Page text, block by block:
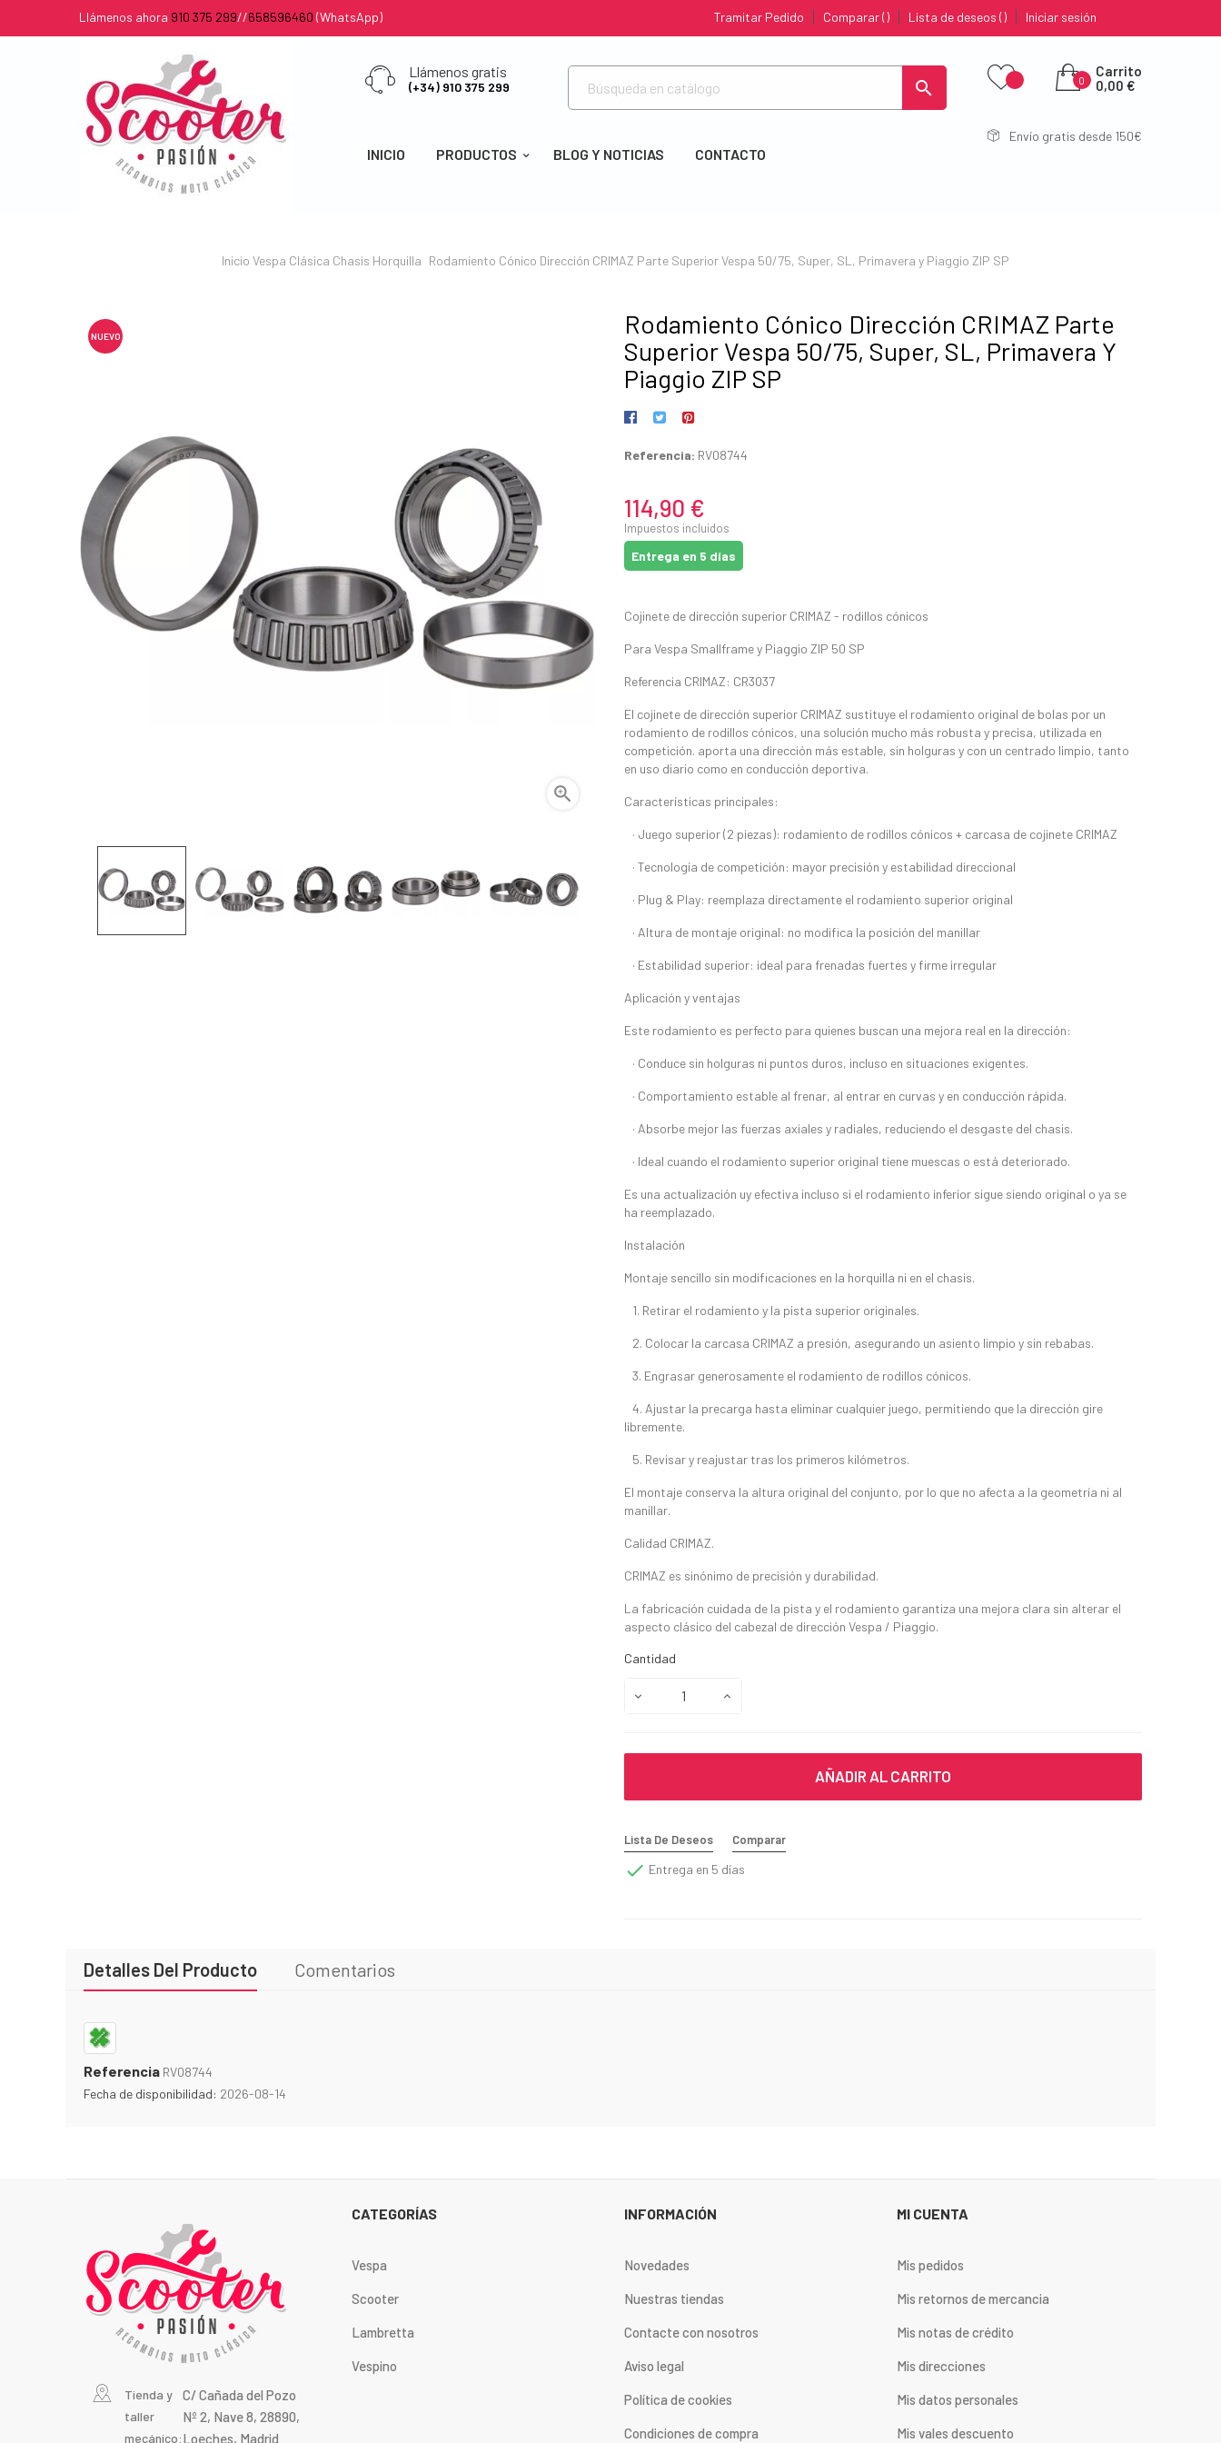
Llámenos ahora 910 375 299//658596460 (WhatsApp) Iniciar sesión
Lista de deseos
Comparar
Tramitar Pedido
Llámenos gratis
(+34) 910 375 299 
INICIO PRODUCTOS BLOG Y NOTICIAS CONTACTO
0
Carrito
0,00 €
Envío gratis desde 150€
Inicio Vespa Clásica Chasis Horquilla Rodamiento Cónico Dirección CRIMAZ Parte Superior Vespa 50/75, Super, SL, Primavera y Piaggio ZIP SP
NUEVO

Rodamiento Cónico Dirección CRIMAZ Parte
Superior Vespa 50/75, Super, SL, Primavera Y
Piaggio ZIP SP
Referencia: RV08744
114,90 €
Impuestos incluidos
Entrega en 5 días
Cojinete de dirección superior CRIMAZ - rodillos cónicos
Para Vespa Smallframe y Piaggio ZIP 50 SP
Referencia CRIMAZ: CR3037
El cojinete de dirección superior CRIMAZ sustituye el rodamiento original de bolas por un
rodamiento de rodillos cónicos, una solución mucho más robusta y precisa, utilizada en
competición. aporta una dirección más estable, sin holguras y con un centrado limpio, tanto
en uso diario como en conducción deportiva.
Características principales:
· Juego superior (2 piezas): rodamiento de rodillos cónicos + carcasa de cojinete CRIMAZ
· Tecnología de competición: mayor precisión y estabilidad direccional
· Plug & Play: reemplaza directamente el rodamiento superior original
· Altura de montaje original: no modifica la posición del manillar
· Estabilidad superior: ideal para frenadas fuertes y firme irregular
Aplicación y ventajas
Este rodamiento es perfecto para quienes buscan una mejora real en la dirección:
· Conduce sin holguras ni puntos duros, incluso en situaciones exigentes.
· Comportamiento estable al frenar, al entrar en curvas y en conducción rápida.
· Absorbe mejor las fuerzas axiales y radiales, reduciendo el desgaste del chasis.
· Ideal cuando el rodamiento superior original tiene muescas o está deteriorado.
Es una actualización uy efectiva incluso si el rodamiento inferior sigue siendo original o ya se
ha reemplazado.
Instalación
Montaje sencillo sin modificaciones en la horquilla ni en el chasis.
1. Retirar el rodamiento y la pista superior originales.
2. Colocar la carcasa CRIMAZ a presión, asegurando un asiento limpio y sin rebabas.
3. Engrasar generosamente el rodamiento de rodillos cónicos.
4. Ajustar la precarga hasta eliminar cualquier juego, permitiendo que la dirección gire
libremente.
5. Revisar y reajustar tras los primeros kilómetros.
El montaje conserva la altura original del conjunto, por lo que no afecta a la geometría ni al
manillar.
Calidad CRIMAZ.
CRIMAZ es sinónimo de precisión y durabilidad.
La fabricación cuidada de la pista y el rodamiento garantiza una mejora clara sin alterar el
aspecto clásico del cabezal de dirección Vespa / Piaggio.
Cantidad
AÑADIR AL CARRITO
Lista De Deseos Comparar
 Entrega en 5 días
Detalles Del Producto Comentarios
Referencia RV08744
Fecha de disponibilidad: 2026-08-14
Tienda y
taller
mecánico:
C/ Cañada del Pozo
Nº 2, Nave 8, 28890,
Loeches, Madrid
CATEGORÍAS
Vespa
Scooter
Lambretta
Vespino
INFORMACIÓN
Novedades
Nuestras tiendas
Contacte con nosotros
Aviso legal
Política de cookies
Condiciones de compra
MI CUENTA
Mis pedidos
Mis retornos de mercancia
Mis notas de crédito
Mis direcciones
Mis datos personales
Mis vales descuento